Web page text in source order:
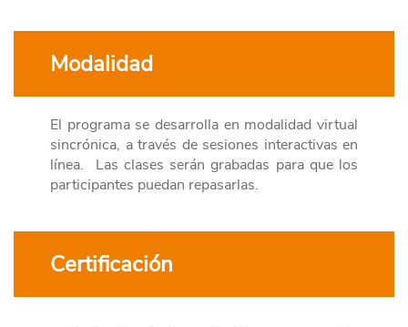
Modalidad
El programa se desarrolla en modalidad virtual
sincrónica, a través de sesiones interactivas en
línea. Las clases serán grabadas para que los
participantes puedan repasarlas.
Certificación